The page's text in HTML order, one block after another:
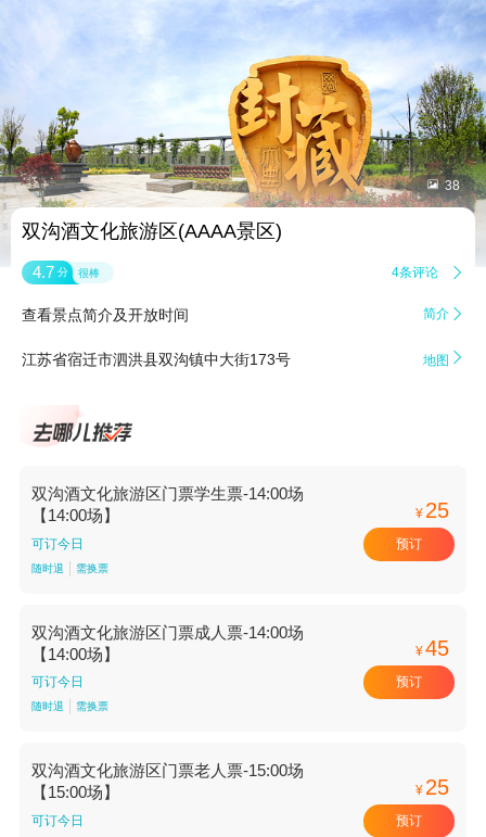
 38
双沟酒文化旅游区(AAAA景区)
4.7 分 很棒 4条评论 
查看景点简介及开放时间 简介 
江苏省宿迁市泗洪县双沟镇中大街173号 地图 
双沟酒文化旅游区门票学生票-14:00场
【14:00场】
可订今日
随时退 需换票
¥ 25
预订
双沟酒文化旅游区门票成人票-14:00场
【14:00场】
可订今日
随时退 需换票
¥45
预订
双沟酒文化旅游区门票老人票-15:00场
【15:00场】
可订今日
¥ 25
预订